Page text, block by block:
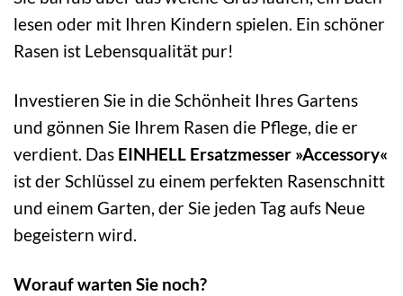
lesen oder mit Ihren Kindern spielen. Ein schöner
Rasen ist Lebensqualität pur!
Investieren Sie in die Schönheit Ihres Gartens
und gönnen Sie Ihrem Rasen die Pflege, die er
verdient. Das EINHELL Ersatzmesser »Accessory«
ist der Schlüssel zu einem perfekten Rasenschnitt
und einem Garten, der Sie jeden Tag aufs Neue
begeistern wird.
Worauf warten Sie noch?